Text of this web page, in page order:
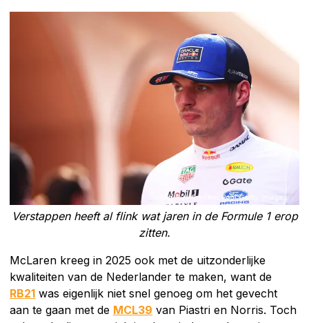
Verstappen heeft al flink wat jaren in de Formule 1 erop
zitten.
McLaren kreeg in 2025 ook met de uitzonderlijke
kwaliteiten van de Nederlander te maken, want de
RB21 was eigenlijk niet snel genoeg om het gevecht
aan te gaan met de MCL39 van Piastri en Norris. Toch